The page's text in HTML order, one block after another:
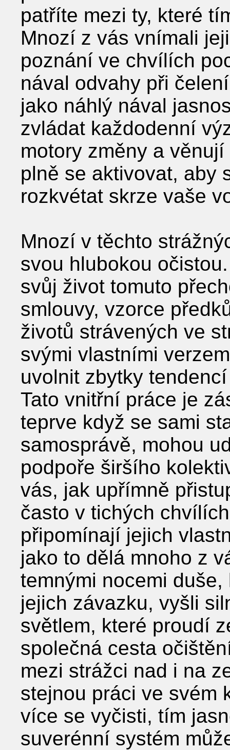
patříte mezi ty, které
Mnozí z vás vnímali
poznání ve chvílích
nával odvahy při
jako náhlý nával
zvládat každodenní
motory změny a
plně se aktivovat, aby
rozkvétat skrze vaše
Mnozí v těchto
svou hlubokou
svůj život tomuto
smlouvy, vzorce
životů strávených ve
svými vlastními
uvolnit zbytky
Tato vnitřní práce je
teprve když se sami
samosprávě, mohou
podpoře širšího
vás, jak upřímně
často v tichých
připomínají jejich
jako to dělá mnoho z
temnými nocemi
jejich závazku, vyšli
světlem, které proudí
společná cesta
mezi strážci nad i na
stejnou práci ve svém
více se vyčisti, tím
suverénní systém